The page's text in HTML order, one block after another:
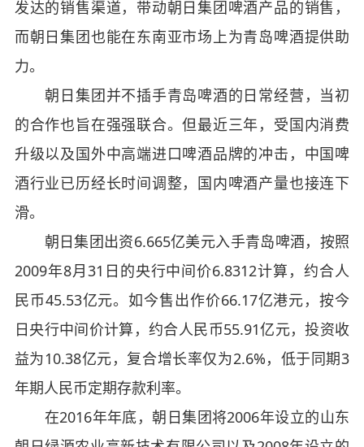
发达的销售渠道，带动朝日集团啤酒产品的销售，
而朝日集团也能在东南亚市场上为青岛啤酒提供助
力。
朝日集团并不插手青岛啤酒的日常经营，当初
的合作也旨在强强联合。但最近三年，受国内消费
升级以及国外中高端进口啤酒品牌的冲击，中国啤
酒行业已历经长时间调整，国内啤酒产量也接连下
滑。
朝日集团出资6.665亿美元入手青岛啤酒，按照
2009年8月31日的央行中间价6.8312计算，约合人
民币45.53亿元。如今售出作价66.17亿港元，按今
日央行中间价计算，约合人民币55.91亿元，投资收
益为10.38亿元，复合增长率仅为2.6%，低于同期3
年期人民币定期存款利率。
在2016年年底，朝日集团将2006年设立的山东